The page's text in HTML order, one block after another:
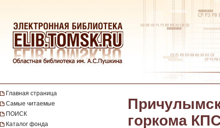
Главная страница
Самые читаемые
ПОИСК
Каталог фонда
горкома